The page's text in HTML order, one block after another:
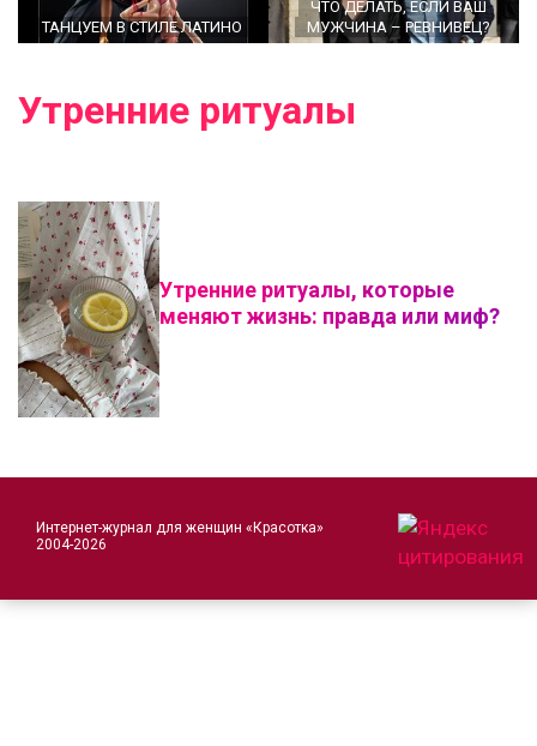
ТАНЦУЕМ В СТИЛЕ ЛАТИНО
ЧТО ДЕЛАТЬ, ЕСЛИ ВАШ
МУЖЧИНА – РЕВНИВЕЦ?
Утренние ритуалы
Утренние ритуалы, которые
меняют жизнь: правда или миф?
Интернет-журнал для женщин «Красотка»
2004-2026